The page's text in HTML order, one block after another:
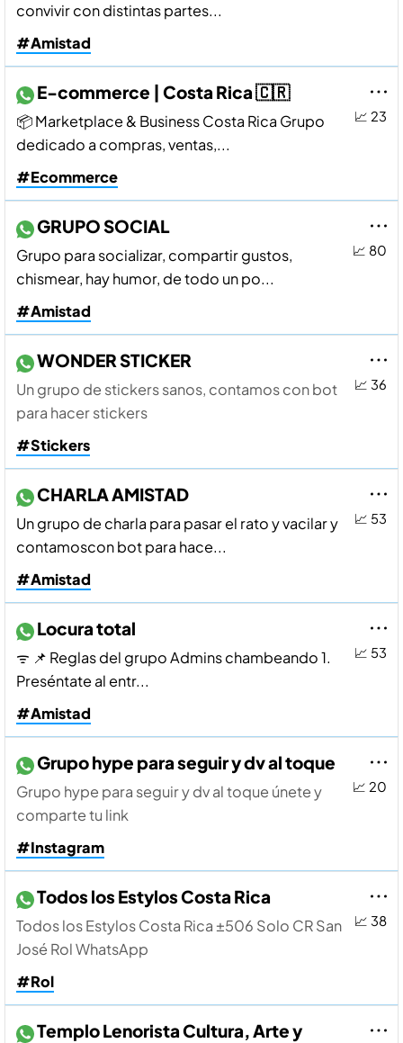
convivir con distintas partes...
#Amistad
📈 23
E-commerce | Costa Rica 🇨🇷
📦 Marketplace & Business Costa Rica Grupo
dedicado a compras, ventas,...
#Ecommerce
📈 80
GRUPO SOCIAL
Grupo para socializar, compartir gustos,
chismear, hay humor, de todo un po...
#Amistad
📈 36
WONDER STICKER
Un grupo de stickers sanos, contamos con bot
para hacer stickers
#Stickers
📈 53
CHARLA AMISTAD
Un grupo de charla para pasar el rato y vacilar y
contamoscon bot para hace...
#Amistad
📈 53
Locura total
ᯤ 📌 Reglas del grupo Admins chambeando 1.
Preséntate al entr...
#Amistad
📈 20
Grupo hype para seguir y dv al toque
Grupo hype para seguir y dv al toque únete y
comparte tu link
#Instagram
📈 38
Todos los Estylos Costa Rica
Todos los Estylos Costa Rica ±506 Solo CR San
José Rol WhatsApp
#Rol
Templo Lenorista Cultura, Arte y